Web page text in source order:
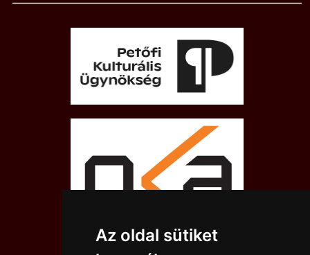
Az oldal sütiket